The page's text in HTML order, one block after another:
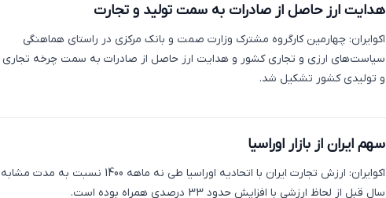
هدایت ارز حاصل از صادرات به سمت تولید و تجارت
اکوایران: چهارمین کارگروه مشترک وزارت صمت و بانک مرکزی در راستای هماهنگی
سیاست‌های ارزی و تجاری کشور و هدایت ارز حاصل از صادرات به سمت چرخه تجاری
و تولیدی کشور تشکیل شد.
سهم ایران از بازار اوراسیا
اکوایران: ارزش تجارت ایران با اتحادیه اوراسیا طی نه ماهه 1400 نسبت به مدت مشابه
سال قبل از لحاظ ارزشی با افزایش حدود 33 درصدی همراه بوده است.